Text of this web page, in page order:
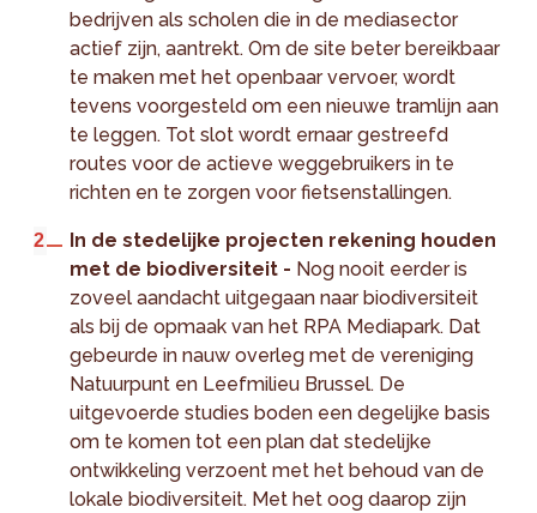
bedrijven als scholen die in de mediasector
actief zijn, aantrekt. Om de site beter bereikbaar
te maken met het openbaar vervoer, wordt
tevens voorgesteld om een nieuwe tramlijn aan
te leggen. Tot slot wordt ernaar gestreefd
routes voor de actieve weggebruikers in te
richten en te zorgen voor fietsenstallingen.
In de stedelijke projecten rekening houden
met de biodiversiteit - Nog nooit eerder is
zoveel aandacht uitgegaan naar biodiversiteit
als bij de opmaak van het RPA Mediapark. Dat
gebeurde in nauw overleg met de vereniging
Natuurpunt en Leefmilieu Brussel. De
uitgevoerde studies boden een degelijke basis
om te komen tot een plan dat stedelijke
ontwikkeling verzoent met het behoud van de
lokale biodiversiteit. Met het oog daarop zijn